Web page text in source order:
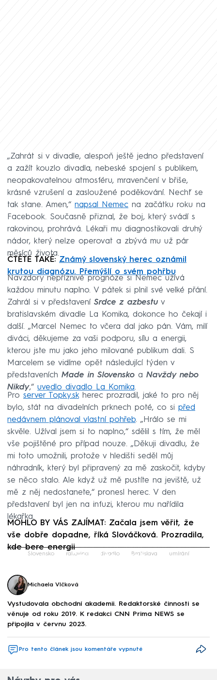
„Zahrát si v divadle, alespoň ještě jedno představení
a zažít kouzlo divadla, nebeské spojení s publikem,
neopakovatelnou atmosféru, mravenčení v břiše,
krásné vzrušení a zasloužené poděkování. Nechť se
tak stane. Amen,“ napsal Nemec na začátku roku na
Facebook. Současně přiznal, že boj, který svádí s
rakovinou, prohrává. Lékaři mu diagnostikovali druhý
nádor, který nelze operovat a zbývá mu už pár
měsíců života.
ČTĚTE TAKÉ: Známý slovenský herec oznámil
krutou diagnózu. Přemýšlí o svém pohřbu
Navzdory nepříznivé prognóze si Nemec užívá
každou minutu naplno. V pátek si plnil své velké přání.
Zahrál si v představení Srdce z azbestu v
bratislavském divadle La Komika, dokonce ho čekají i
další. „Marcel Nemec to včera dal jako pán. Vám, milí
diváci, děkujeme za vaši podporu, sílu a energii,
kterou jste mu jako jeho milované publikum dali. S
Marcelem se vidíme opět následující týden v
představeních Made in Slovensko a Navždy nebo
Nikdy,“ uvedlo divadlo La Komika.
Pro server Topky.skherec prozradil, jaké to pro něj
bylo, stát na divadelních prknech poté, co si před
nedávnem plánoval vlastní pohřeb. „Hrálo se mi
skvěle. Užíval jsem si to naplno,“ sdělil s tím, že měl
vše pojištěné pro případ nouze. „Děkuji divadlu, že
mi toto umožnili, protože v hledišti seděl můj
náhradník, který byl připravený za mě zaskočit, kdyby
se něco stalo. Ale když už mě pustíte na jeviště, už
mě z něj nedostanete,“ pronesl herec. V den
představení byl jen na infuzi, kterou mu nařídila
lékařka.
MOHLO BY VÁS ZAJÍMAT: Začala jsem věřit, že
vše dobře dopadne, říká Slováčková. Prozradila,
kde bere energii
Failed to fetch
Slovensko rakovina divadlo Bratislava umírání
Michaela Vlčková
Vystudovala obchodní akademii. Redaktorské činnosti se
věnuje od roku 2019. K redakci CNN Prima NEWS se
připojila v červnu 2023.
Pro tento článek jsou komentáře vypnuté